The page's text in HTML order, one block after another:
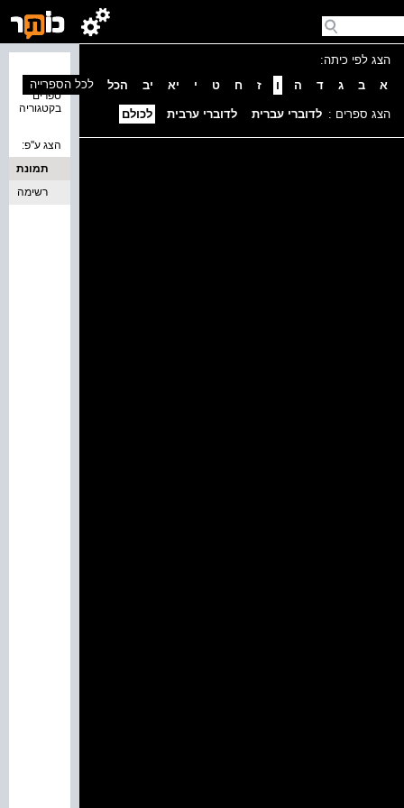
הצג לפי כיתה:
א
ב ג ד ה ו ז ח ט י יא יב הכל
הצג ספרים : לדוברי עברית לדוברי ערבית לכולם
ספרים
בקטגוריה
לכל הספרייה
הצג ע''פ:
תמונת
כריכה
רשימה